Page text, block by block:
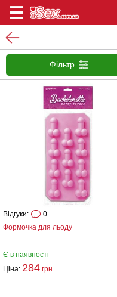
Фільтр
Формочка для льоду
Відгуки: 0
Є в наявності
Ціна: 284 грн